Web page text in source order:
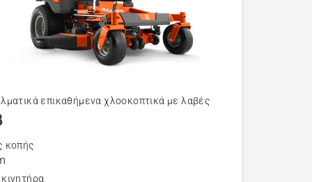
επικαθήμενα χλοοκοπτικά με λαβές
κοπής